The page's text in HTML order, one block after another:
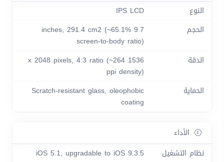
النوع
IPS LCD
الحجم
9.7 inches, 291.4 cm2 (~65.1%
screen-to-body ratio)
الدقة
1536 x 2048 pixels, 4:3 ratio (~264
ppi density)
الحماية
Scratch-resistant glass, oleophobic
coating
الأداء
نظام التشغيل
iOS 5.1, upgradable to iOS 9.3.5